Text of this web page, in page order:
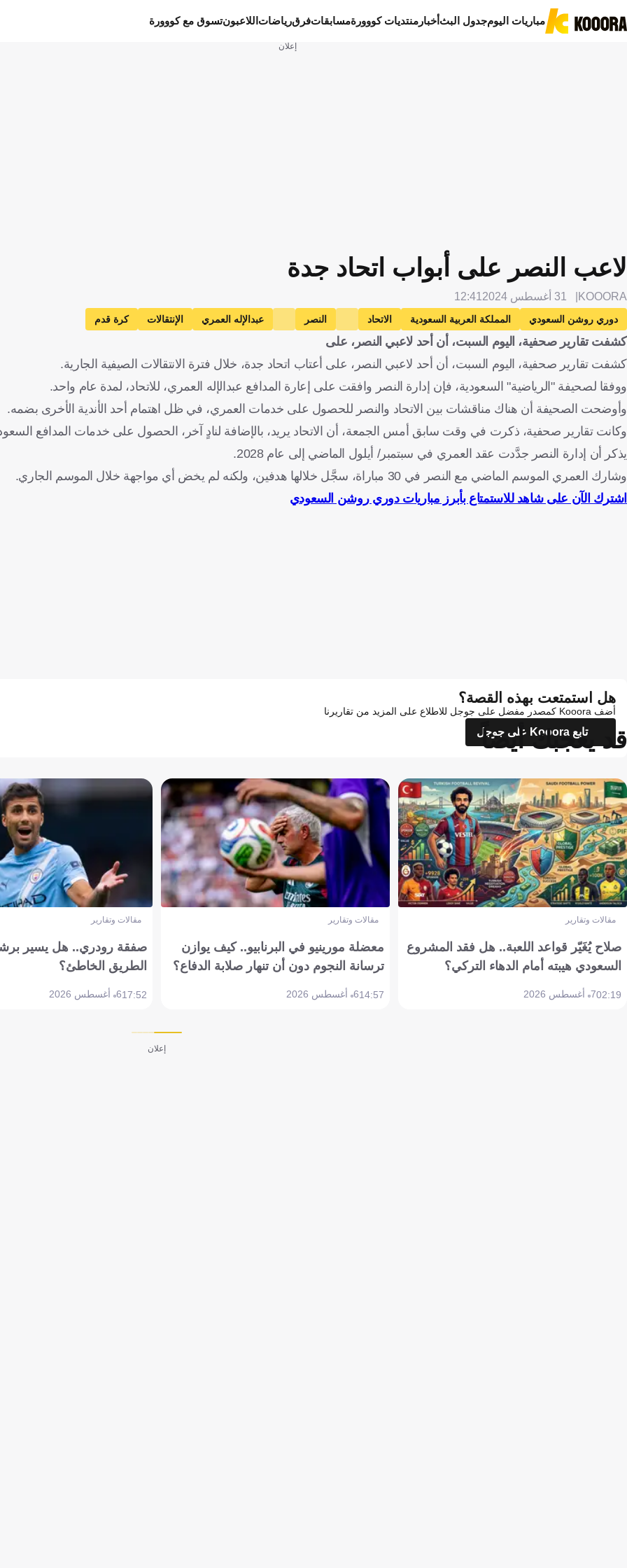
مباريات اليومجدول البثأخبار منتديات كووورةمسابقاتفرقرياضات اللاعبونتسوق مع كووورة
إعلان
لاعب النصر على أبواب اتحاد جدة
KOOORA 31 أغسطس 2024 12:41
دوري روشن السعودي المملكة العربية السعودية الاتحاد النصر عبدالإله العمري الإنتقالات كرة قدم
كشفت تقارير صحفية، اليوم السبت، أن أحد لاعبي النصر، على
كشفت تقارير صحفية، اليوم السبت، أن أحد لاعبي النصر، على أعتاب اتحاد جدة، خلال فترة الانتقالات الصيفية الجارية.
ووفقا لصحيفة "الرياضية" السعودية، فإن إدارة النصر وافقت على إعارة المدافع عبدالإله العمري، للاتحاد، لمدة عام واحد.
وأوضحت الصحيفة أن هناك مناقشات بين الاتحاد والنصر للحصول على خدمات العمري، في ظل اهتمام أحد الأندية الأخرى بضمه.
وكانت تقارير صحفية، ذكرت في وقت سابق أمس الجمعة، أن الاتحاد يريد، بالإضافة لنادٍ آخر، الحصول على خدمات المدافع
يذكر أن إدارة النصر جدَّدت عقد العمري في سبتمبر/ أيلول الماضي إلى عام 2028.
وشارك العمري الموسم الماضي مع النصر في 30 مباراة، سجَّل خلالها هدفين، ولكنه لم يخض أي مواجهة خلال الموسم الجاري.
اشترك الآن على شاهد للاستمتاع بأبرز مباريات دوري روشن السعودي
هل استمتعت بهذه القصة؟
أضف Kooora كمصدر مفضل على جوجل للاطلاع على المزيد من تقاريرنا
تابع Kooora على جوجل
قد يعجبك أيضاً
مقالات وتقارير
صلاح يُغَيّر قواعد اللعبة.. هل فقد المشروع
السعودي هيبته أمام الدهاء التركي؟
02:197 أغسطس 2026
مقالات وتقارير
معضلة مورينيو في البرنابيو.. كيف يوازن
ترسانة النجوم دون أن تنهار صلابة الدفاع؟
14:576 أغسطس 2026
مقالات وتقارير
صفقة رودري.. هل يسير
الطريق الخاطئ؟
17:526 أغسطس 2026
إعلان